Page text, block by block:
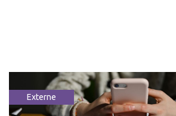
Externe